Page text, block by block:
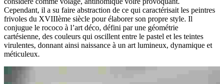
Cependant, il a su faire abstraction de ce qui caractérisait les peintres
frivoles du XVIIIème siècle pour élaborer son propre style. Il
conjugue le rococo à l’art déco, défini par une géométrie
cartésienne, des couleurs qui oscillent entre le pastel et les teintes
virulentes, donnant ainsi naissance à un art lumineux, dynamique et
méticuleux.